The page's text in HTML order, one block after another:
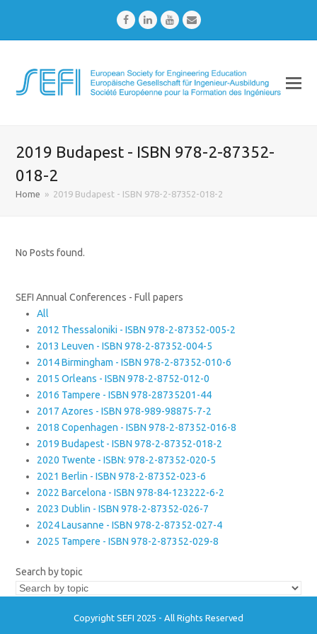
FacebookLinkedInYoutubeEmail
2019 Budapest - ISBN 978-2-87352-
018-2
Home » 2019 Budapest - ISBN 978-2-87352-018-2
No Posts found.
SEFI Annual Conferences - Full papers
All
2012 Thessaloniki - ISBN 978-2-87352-005-2
2013 Leuven - ISBN 978-2-87352-004-5
2014 Birmingham - ISBN 978-2-87352-010-6
2015 Orleans - ISBN 978-2-8752-012-0
2016 Tampere - ISBN 978-28735201-44
2017 Azores - ISBN 978-989-98875-7-2
2018 Copenhagen - ISBN 978-2-87352-016-8
2019 Budapest - ISBN 978-2-87352-018-2
2020 Twente - ISBN: 978-2-87352-020-5
2021 Berlin - ISBN 978-2-87352-023-6
2022 Barcelona - ISBN 978-84-123222-6-2
2023 Dublin - ISBN 978-2-87352-026-7
2024 Lausanne - ISBN 978-2-87352-027-4
2025 Tampere - ISBN 978-2-87352-029-8
Search by topic
Copyright SEFI 2025 - All Rights Reserved